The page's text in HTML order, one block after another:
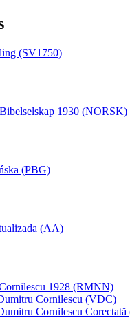
(SV1750)
1930 (NORSK)
(PBG)
(AA)
1928 (RMNN)
Cornilescu (VDC)
Cornilescu